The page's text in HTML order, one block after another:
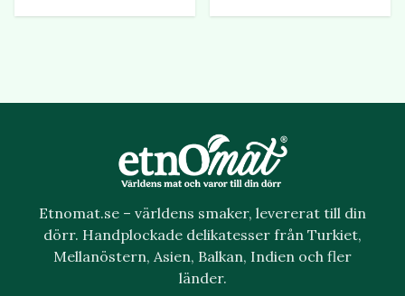
Etnomat.se – världens smaker, levererat till din
dörr. Handplockade delikatesser från Turkiet,
Mellanöstern, Asien, Balkan, Indien och fler
länder.